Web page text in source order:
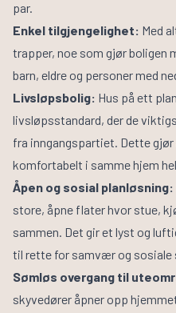
par.
Enkel tilgjengelighet: Med
trapper, noe som gjør boligen
barn, eldre og personer med
Livsløpsbolig: Hus på ett
livsløpsstandard, der de
fra inngangspartiet. Dette gjør
komfortabelt i samme hjem
Åpen og sosial planløsning:
store, åpne flater hvor stue,
sammen. Det gir et lyst og
til rette for samvær og sosiale
Sømløs overgang til
skyvedører åpner opp